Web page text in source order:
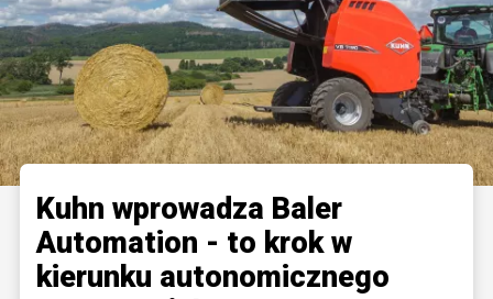
Kuhn wprowadza Baler
Automation - to krok w
kierunku autonomicznego